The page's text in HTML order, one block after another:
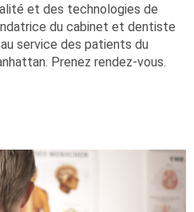
et des technologies de
du cabinet et dentiste
service des patients du
Prenez rendez-vous.